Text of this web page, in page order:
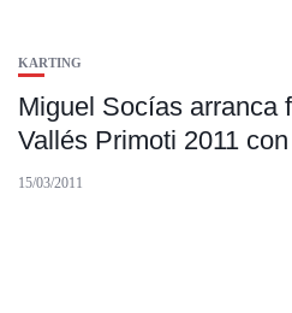
KARTING
Miguel Socías arranca
Vallés Primoti 2011
15/03/2011